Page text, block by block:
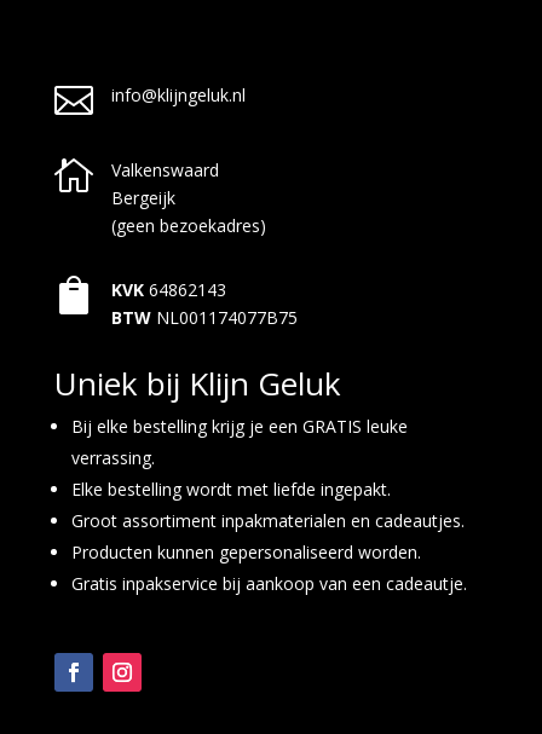
 info@klijngeluk.nl

Valkenswaard
Bergeijk
(geen bezoekadres)
 KVK 64862143
BTW NL001174077B75
Uniek bij Klijn Geluk
Bij elke bestelling krijg je een GRATIS leuke
verrassing.
Elke bestelling wordt met liefde ingepakt.
Groot assortiment inpakmaterialen en cadeautjes.
Producten kunnen gepersonaliseerd worden.
Gratis inpakservice bij aankoop van een cadeautje.